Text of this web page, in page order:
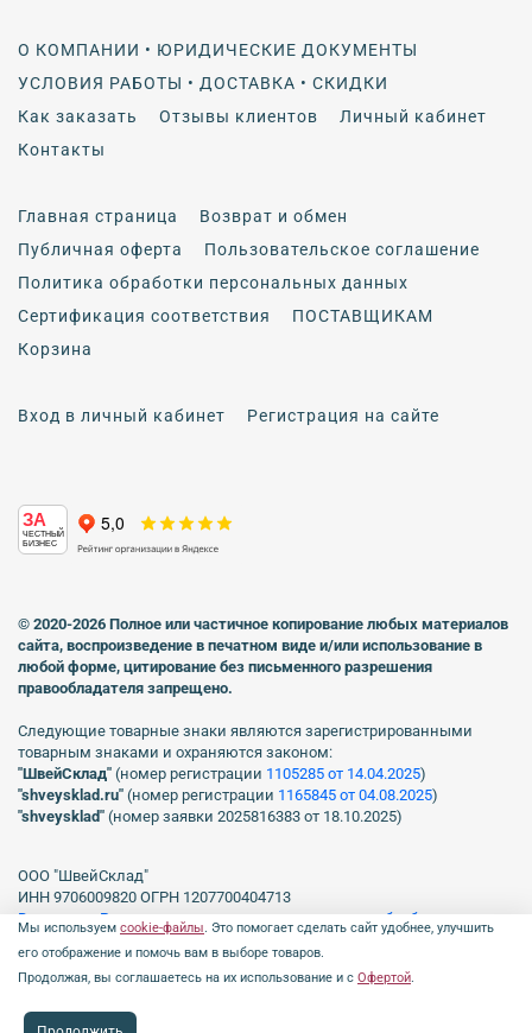
О КОМПАНИИ • ЮРИДИЧЕСКИЕ ДОКУМЕНТЫ
УСЛОВИЯ РАБОТЫ • ДОСТАВКА • СКИДКИ
Как заказать
Отзывы клиентов
Личный кабинет
Контакты
Главная страница
Возврат и обмен
Публичная оферта
Пользовательское соглашение
Политика обработки персональных данных
Сертификация соответствия
ПОСТАВЩИКАМ
Корзина
Вход в личный кабинет Регистрация на сайте
ЗА
ЧЕСТНЫЙ
БИЗНЕС
© 2020-2026 Полное или частичное копирование любых материалов
сайта, воспроизведение в печатном виде и/или использование в
любой форме, цитирование без письменного разрешения
правообладателя запрещено.
Следующие товарные знаки являются зарегистрированными
товарным знаками и охраняются законом:
"ШвейСклад" (номер регистрации 1105285 от 14.04.2025)
"shveуsklad.ru" (номер регистрации 1165845 от 04.08.2025)
"shveysklad" (номер заявки 2025816383 от 18.10.2025)
ООО "ШвейСклад"
ИНН 9706009820 ОГРН 1207700404713
Включен в Реестр операторов, осуществляющих обработку
персональных данных Роскомнадзора рег. № 77-23-150255, Приказ
№231 от 16.06.2023.
Мы используем cookie-файлы. Это помогает сделать сайт удобнее, улучшить
его отображение и помочь вам в выборе товаров.
Продолжая, вы соглашаетесь на их использование и с Офертой.